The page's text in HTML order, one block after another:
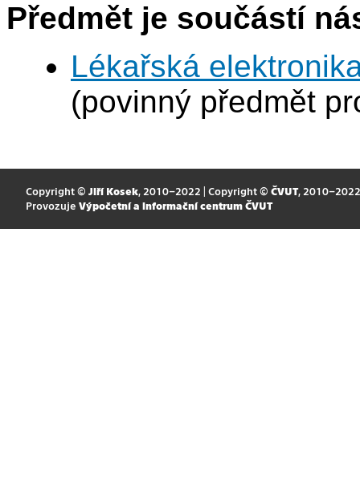
Předmět je součástí
Lékařská
(povinný předmět
Copyright © Jiří Kosek, 2010–2022 | Copyright © ČVUT, 2010–2022
Provozuje Výpočetní a informační centrum ČVUT